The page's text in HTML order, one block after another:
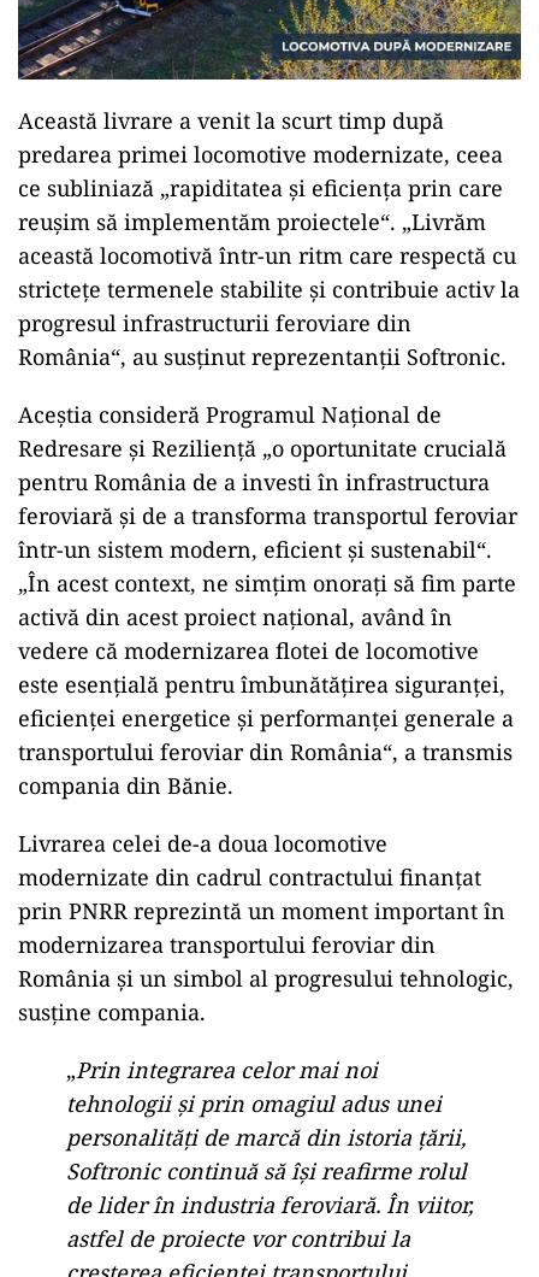
Această livrare a venit la scurt timp după
predarea primei locomotive modernizate, ceea
ce subliniază „rapiditatea și eficiența prin care
reușim să implementăm proiectele“. „Livrăm
această locomotivă într-un ritm care respectă cu
strictețe termenele stabilite și contribuie activ la
progresul infrastructurii feroviare din
România“, au susținut reprezentanții Softronic.
Aceștia consideră Programul Național de
Redresare și Reziliență „o oportunitate crucială
pentru România de a investi în infrastructura
feroviară și de a transforma transportul feroviar
într-un sistem modern, eficient și sustenabil“.
„În acest context, ne simțim onorați să fim parte
activă din acest proiect național, având în
vedere că modernizarea flotei de locomotive
este esențială pentru îmbunătățirea siguranței,
eficienței energetice și performanței generale a
transportului feroviar din România“, a transmis
compania din Bănie.
Livrarea celei de-a doua locomotive
modernizate din cadrul contractului finanțat
prin PNRR reprezintă un moment important în
modernizarea transportului feroviar din
România și un simbol al progresului tehnologic,
susține compania.
„Prin integrarea celor mai noi
tehnologii și prin omagiul adus unei
personalități de marcă din istoria țării,
Softronic continuă să își reafirme rolul
de lider în industria feroviară. În viitor,
astfel de proiecte vor contribui la